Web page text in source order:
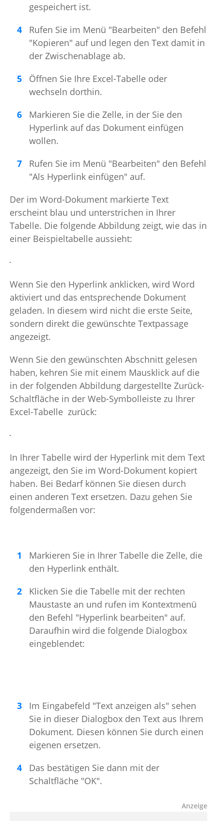
gespeichert ist.
Rufen Sie im Menü "Bearbeiten" den Befehl
"Kopieren" auf und legen den Text damit in
der Zwischenablage ab.
Öffnen Sie Ihre Excel-Tabelle oder
wechseln dorthin.
Markieren Sie die Zelle, in der Sie den
Hyperlink auf das Dokument einfügen
wollen.
Rufen Sie im Menü "Bearbeiten" den Befehl
"Als Hyperlink einfügen" auf.
Der im Word-Dokument markierte Text
erscheint blau und unterstrichen in Ihrer
Tabelle. Die folgende Abbildung zeigt, wie das in
einer Beispieltabelle aussieht:
Wenn Sie den Hyperlink anklicken, wird Word
aktiviert und das entsprechende Dokument
geladen. In diesem wird nicht die erste Seite,
sondern direkt die gewünschte Textpassage
angezeigt.
Wenn Sie den gewünschten Abschnitt gelesen
haben, kehren Sie mit einem Mausklick auf die
in der folgenden Abbildung dargestellte Zurück-
Schaltfläche in der Web-Symbolleiste zu Ihrer
Excel-Tabelle zurück:
In Ihrer Tabelle wird der Hyperlink mit dem Text
angezeigt, den Sie im Word-Dokument kopiert
haben. Bei Bedarf können Sie diesen durch
einen anderen Text ersetzen. Dazu gehen Sie
folgendermaßen vor:
Markieren Sie in Ihrer Tabelle die Zelle, die
den Hyperlink enthält.
Klicken Sie die Tabelle mit der rechten
Maustaste an und rufen im Kontextmenü
den Befehl "Hyperlink bearbeiten" auf.
Daraufhin wird die folgende Dialogbox
eingeblendet:
Im Eingabefeld "Text anzeigen als" sehen
Sie in dieser Dialogbox den Text aus Ihrem
Dokument. Diesen können Sie durch einen
eigenen ersetzen.
Das bestätigen Sie dann mit der
Schaltfläche "OK".